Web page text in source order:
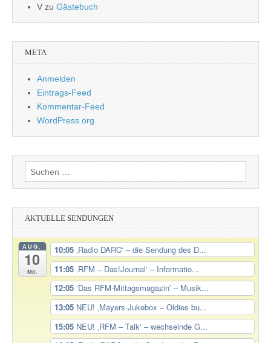
Vzu Gästebuch
META
Anmelden
Eintrags-Feed
Kommentar-Feed
WordPress.org
Suchen
nach:
AKTUELLE SENDUNGEN
AUG.
10
Mo.
10:05 ‚Radio DARC‘ – die Sendung des D...
11:05 ‚RFM – Das!Journal‘ – Informatio...
12:05 ‘Das RFM-Mittagsmagazin’ – Musik...
13:05 NEU! ‚Mayers Jukebox – Oldies bu...
15:05 NEU! ‚RFM – Talk‘ – wechselnde G...